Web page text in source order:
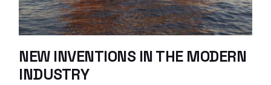
NEW INVENTIONS IN THE MODERN
INDUSTRY